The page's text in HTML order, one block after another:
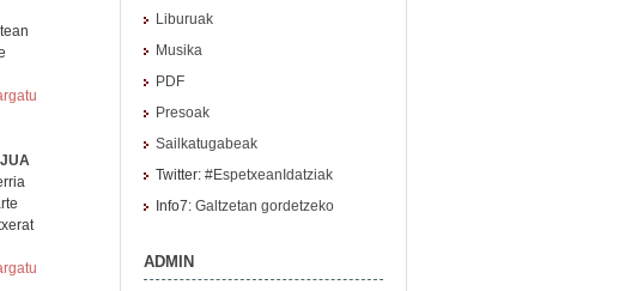
Liburuak
Musika
PDF
Presoak
Sailkatugabeak
Twitter: #EspetxeanIdatziak
Info7: Galtzetan gordetzeko
ADMIN